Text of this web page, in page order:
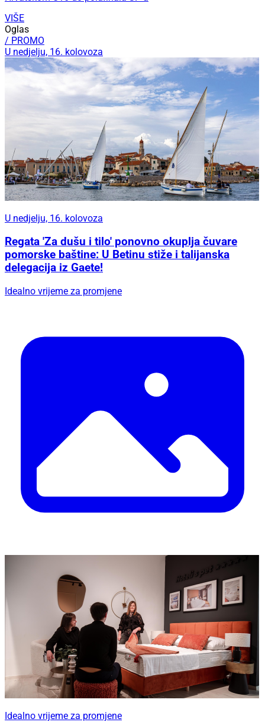
VIŠE
Oglas
/ PROMO
U nedjelju, 16. kolovoza
U nedjelju, 16. kolovoza
Regata 'Za dušu i tilo' ponovno okuplja čuvare
pomorske baštine: U Betinu stiže i talijanska
delegacija iz Gaete!
Idealno vrijeme za promjene
Idealno vrijeme za promjene